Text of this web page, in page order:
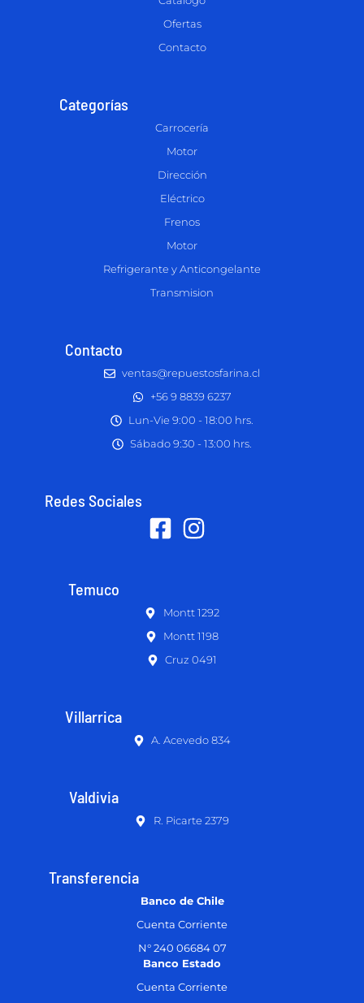
Ofertas
Contacto
Categorías
Carrocería
Motor
Dirección
Eléctrico
Frenos
Motor
Refrigerante y Anticongelante
Transmision
Contacto
ventas@repuestosfarina.cl
+56 9 8839 6237
Lun-Vie 9:00 - 18:00 hrs.
Sábado 9:30 - 13:00 hrs.
Redes Sociales
Temuco
Montt 1292
Montt 1198
Cruz 0491
Villarrica
A. Acevedo 834
Valdivia
R. Picarte 2379
Transferencia
Banco de Chile
Cuenta Corriente
N° 240 06684 07
Banco Estado
Cuenta Corriente